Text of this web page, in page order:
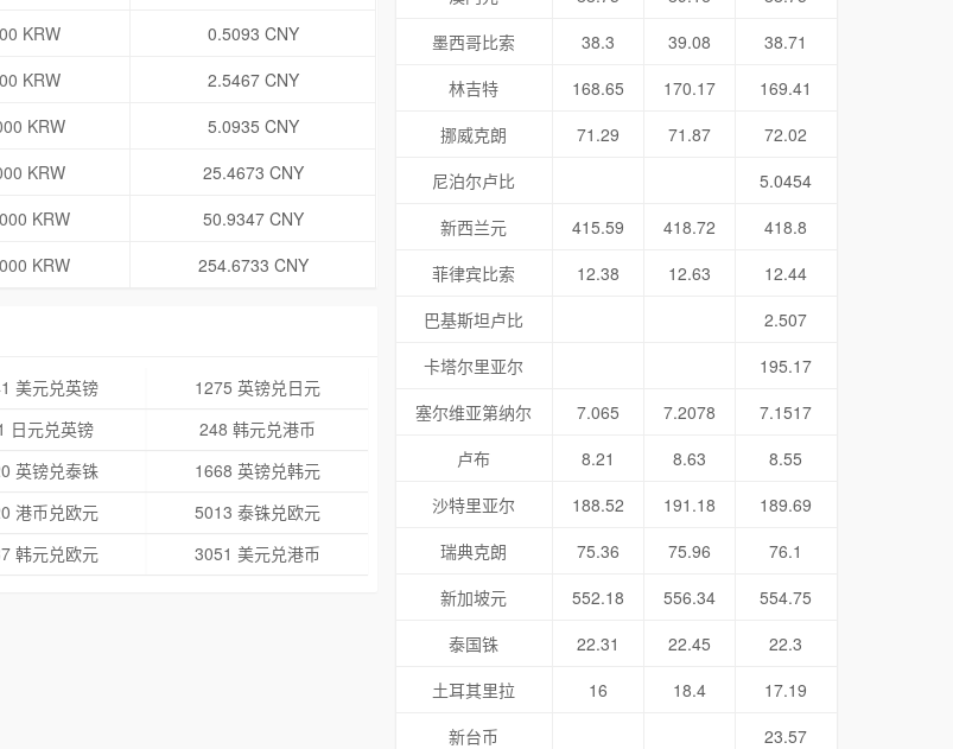
KRW
0.5093 CNY
KRW
2.5467 CNY
KRW
5.0935 CNY
KRW
25.4673 CNY
KRW
50.9347 CNY
KRW 254.6733 CNY
美元兑英镑
1275 英镑兑日元
日元兑英镑
248 韩元兑港币
英镑兑泰铢
1668 英镑兑韩元
港币兑欧元
5013 泰铢兑欧元
韩元兑欧元 3051 美元兑港币
墨西哥比索
38.3 39.08
38.71
林吉特
168.65 170.17
169.41
挪威克朗
71.29 71.87
72.02
尼泊尔卢比
5.0454
新西兰元
415.59 418.72
418.8
菲律宾比索
12.38 12.63
12.44
巴基斯坦卢比
2.507
卡塔尔里亚尔
195.17
塞尔维亚第纳尔
7.065 7.2078
7.1517
卢布
8.21 8.63
8.55
沙特里亚尔
188.52 191.18
189.69
瑞典克朗
75.36 75.96
76.1
新加坡元
552.18 556.34
554.75
泰国铢
22.31 22.45
22.3
土耳其里拉
16 18.4
17.19
新台币
23.57